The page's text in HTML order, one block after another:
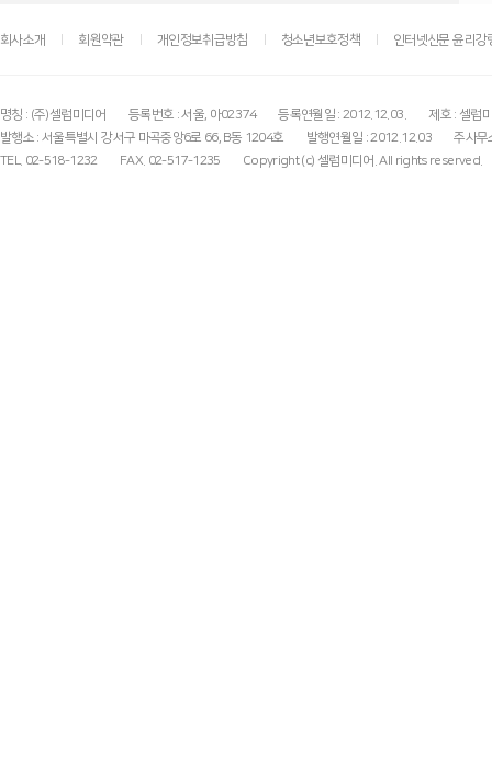
회사소개 회원약관 개인정보취급방침 청소년보호정책 인터넷신문 윤리강
명칭 : (주)셀럽미디어 등록번호 : 서울, 아02374 등록연월일 : 2012.12.03.
제호 : 셀럽
발행소 : 서울특별시 강서구 마곡중앙6로 66, B동 1204호
발행연월일 : 2012.12.03
주사무
TEL. 02-518-1232
FAX. 02-517-1235 Copyright (c) 셀럽미디어. All rights reserved.